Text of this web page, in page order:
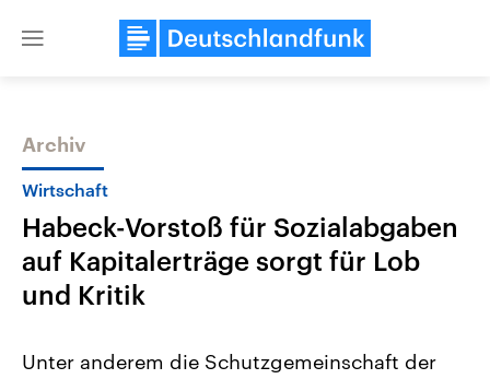
Close
Themen
Archiv
Wirtschaft
Habeck-Vorstoß für Sozialabgaben
auf Kapitalerträge sorgt für Lob
und Kritik
Unter anderem die Schutzgemeinschaft der